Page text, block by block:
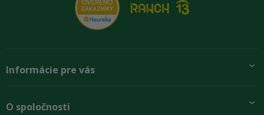
Informácie pre vás
Preprava a platba
O spoločnosti